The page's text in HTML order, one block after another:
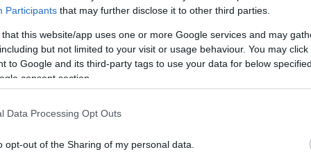
Participants that may further disclose it to other third parties.
that this website/app uses one or more Google services and may
but not limited to your visit or usage behaviour. You may
to Google and its third-party tags to use your data for below
consent section.
Data Processing Opt Outs
opt-out of the Sharing of my personal data.
και την βολεϊμπολίστρια
του - Φωτογραφίες
του Παναθηναϊκού και η Μιλίτσα Τάσιτς
στιγμές σε Ναύπλιο και Μυκήνες
Για εμένα το μόνο ρεκόρ είναι